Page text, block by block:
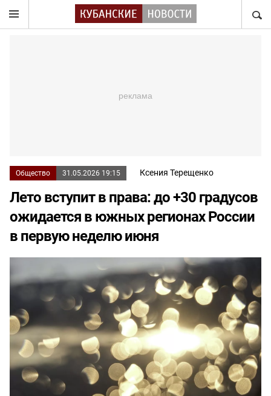
Общество 31.05.2026 19:15 Ксения Терещенко
Лето вступит в права: до +30 градусов
ожидается в южных регионах России
в первую неделю июня